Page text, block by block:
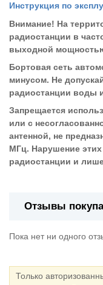
Инструкция по
Внимание! На
радиостанции в
выходной
Бортовая сеть
минусом. Не
радиостанции воды
Запрещается
или с
антенной, не
МГц. Нарушение
радиостанции и
Отзывы
Пока нет ни одного
Только